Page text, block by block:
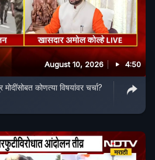
August 10, 2026 4:50
कोणत्या विषयांवर चर्चा?